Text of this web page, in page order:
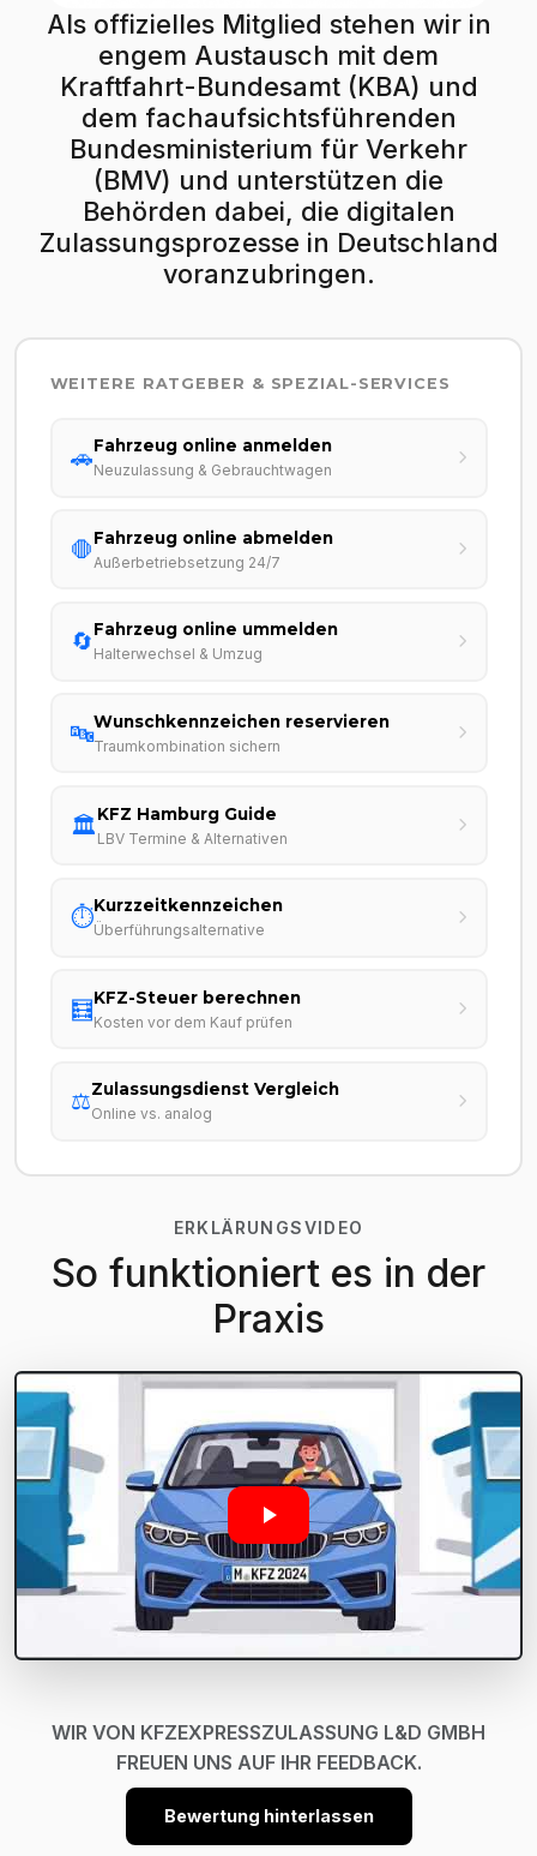
Als offizielles Mitglied stehen wir in
engem Austausch mit dem
Kraftfahrt-Bundesamt (KBA) und
dem fachaufsichtsführenden
Bundesministerium für Verkehr
(BMV) und unterstützen die
Behörden dabei, die digitalen
Zulassungsprozesse in Deutschland
voranzubringen.
WEITERE RATGEBER & SPEZIAL-SERVICES
🚗Fahrzeug online anmelden
Neuzulassung & Gebrauchtwagen
🛑Fahrzeug online abmelden
Außerbetriebsetzung 24/7
🔄Fahrzeug online ummelden
Halterwechsel & Umzug
🔤Wunschkennzeichen reservieren
Traumkombination sichern
🏛️KFZ Hamburg Guide
LBV Termine & Alternativen
⏱️Kurzzeitkennzeichen
Überführungsalternative
🧮KFZ-Steuer berechnen
Kosten vor dem Kauf prüfen
⚖️Zulassungsdienst Vergleich
Online vs. analog
ERKLÄRUNGSVIDEO
So funktioniert es in der
Praxis
WIR VON KFZEXPRESSZULASSUNG L&D GMBH
FREUEN UNS AUF IHR FEEDBACK.
Bewertung hinterlassen